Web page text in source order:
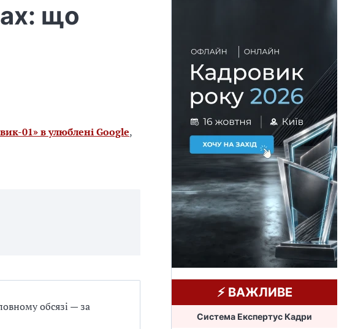
що
01» в улюблені Google,
обсязі — за
⚡️ ВАЖЛИВЕ
Система Експертус Кадри